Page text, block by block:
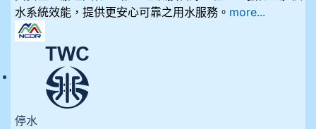
水系統效能，提供更安心可靠之用水服務。 more...
停水